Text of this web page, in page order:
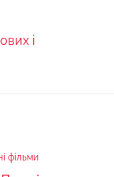
і
фільми